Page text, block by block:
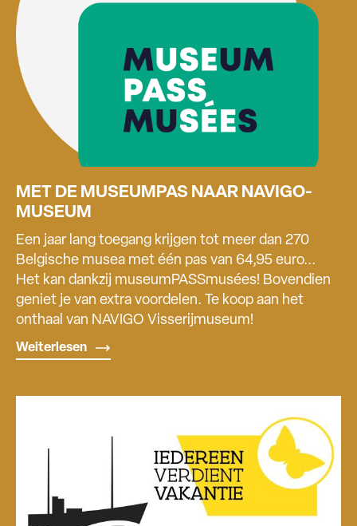
MET DE MUSEUMPAS NAAR NAVIGO-
MUSEUM
Een jaar lang toegang krijgen tot meer dan 270
Belgische musea met één pas van 64,95 euro...
Het kan dankzij museumPASSmusées! Bovendien
geniet je van extra voordelen. Te koop aan het
onthaal van NAVIGO Visserijmuseum!
Weiterlesen